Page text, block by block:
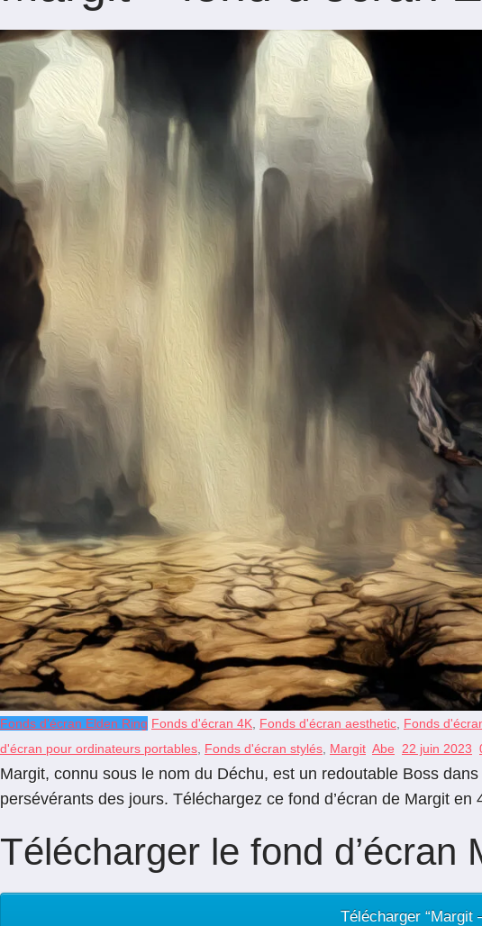
Fonds d'écran Elden Ring Fonds d'écran 4K Fonds d'écran aesthetic Fonds
d'écran pour ordinateurs portables Fonds d'écran stylés Margit Abe 22 juin 2023
Margit, connu sous le nom du Déchu, est un redoutable Boss
persévérants des jours. Téléchargez ce fond d’écran de Margit
Télécharger le fond d’écran
Télécharger “Margit